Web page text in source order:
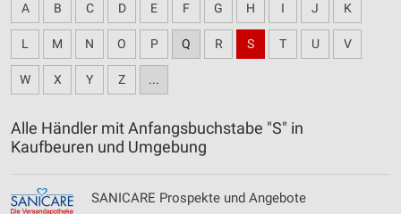
A B C D E F G H I J K
L M N O P Q R S T U V
W X Y Z ...
Alle Händler mit Anfangsbuchstabe "S" in
Kaufbeuren und Umgebung
SANICARE Prospekte und Angebote